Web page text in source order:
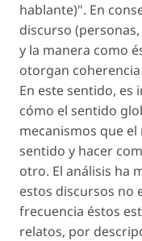
hablante)". En
discurso
y la manera como
otorgan
En este sentido,
cómo el sentido
mecanismos que
sentido y hacer
otro. El análisis ha
estos discursos no
frecuencia éstos
relatos, por